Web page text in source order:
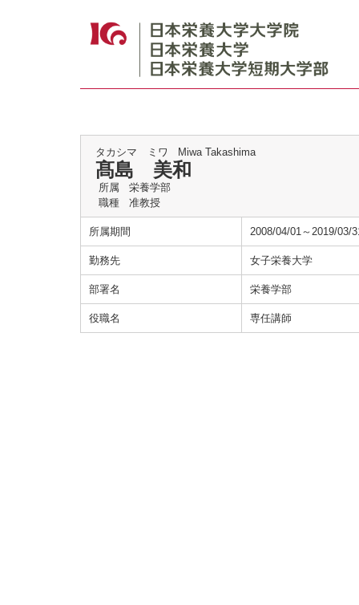
タカシマ ミワ Miwa Takashima
髙島 美和
所属
栄養学部
職種
准教授
所属期間 2008/04/01～2019/03/
勤務先 女子栄養大学
部署名 栄養学部
役職名 専任講師